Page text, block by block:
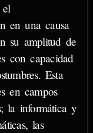
en una causa
su amplitud de
con capacidad
Esta
en campos
la informática y
las